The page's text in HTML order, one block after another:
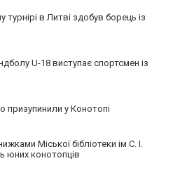
в Литві здобув борець із
U-18 виступає спортсмен із
у Конотопі
Міської бібліотеки ім С. І.
конотопців